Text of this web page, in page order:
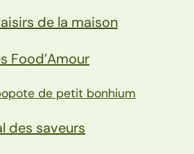
de la maison
Food’Amour
de petit bonhium
des saveurs